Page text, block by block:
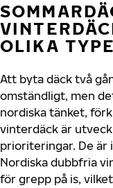
OLIKA
Att byta däck två
omständligt, men
nordiska tänket,
vinterdäck är
prioriteringar. De är
Nordiska dubbfria
för grepp på is,